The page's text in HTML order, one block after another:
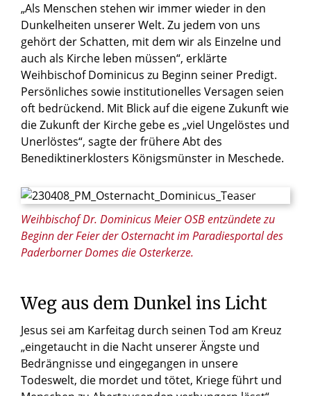
© Maria Aßhauer/Erzbistum Paderborn
Weihbischof Dr. Dominicus Meier OSB entzündete zu
Beginn der Feier der Osternacht im Paradiesportal des
Paderborner Domes die Osterkerze.
„Als Menschen stehen wir immer wieder in den
Dunkelheiten unserer Welt. Zu jedem von uns
gehört der Schatten, mit dem wir als Einzelne und
auch als Kirche leben müssen“, erklärte
Weihbischof Dominicus zu Beginn seiner Predigt.
Persönliches sowie institutionelles Versagen seien
oft bedrückend. Mit Blick auf die eigene Zukunft wie
die Zukunft der Kirche gebe es „viel Ungelöstes und
Unerlöstes“, sagte der frühere Abt des
Benediktinerklosters Königsmünster in Meschede.
Weg aus dem Dunkel ins Licht
Jesus sei am Karfeitag durch seinen Tod am Kreuz
„eingetaucht in die Nacht unserer Ängste und
Bedrängnisse und eingegangen in unsere
Todeswelt, die mordet und tötet, Kriege führt und